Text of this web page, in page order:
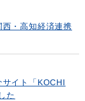
・高知経済連携
イト「KOCHI
た